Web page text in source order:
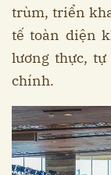
trùm, triển
tế toàn diện
lương thực,
chính.